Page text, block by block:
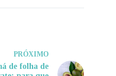
PRÓXIMO
de folha de